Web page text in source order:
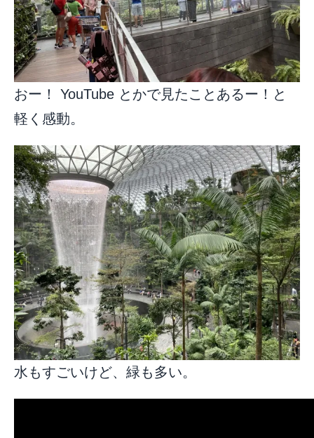
おー！ YouTube とかで見たことあるー！と
軽く感動。
水もすごいけど、緑も多い。